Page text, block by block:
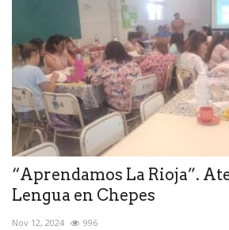
“Aprendamos La Rioja”.
Lengua en Chepes
Nov 12, 2024 996